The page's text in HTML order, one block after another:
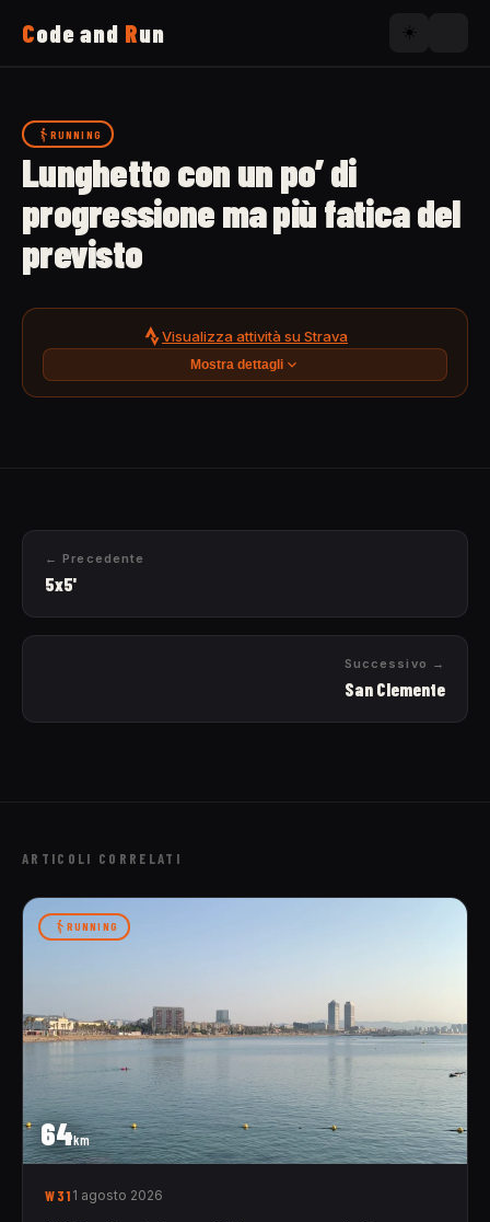
Code and Run ☀️
Running
Uses
About
RUNNING
Lunghetto con un po’ di
progressione ma più fatica del
previsto
Visualizza attività su Strava
Mostra dettagli
← Precedente
5x5'
Successivo →
San Clemente
ARTICOLI CORRELATI
64km
RUNNING
W31 1 agosto 2026